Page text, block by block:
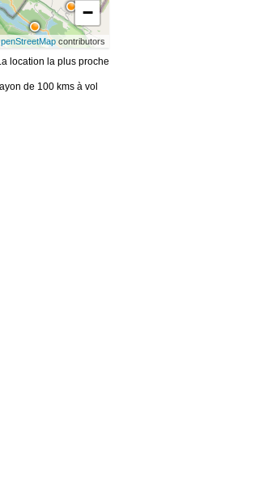
−
contributors
location la plus proche
de 100 kms à vol